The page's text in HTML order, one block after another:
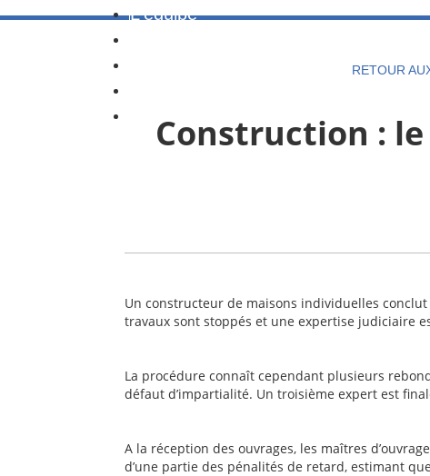
L'équipe
RETOUR
Construction :
Un constructeur de maisons individuelles
travaux sont stoppés et une expertise judiciaire
La procédure connaît cependant plusieurs
défaut d’impartialité. Un troisième expert est
A la réception des ouvrages, les maîtres
d’une partie des pénalités de retard, estimant